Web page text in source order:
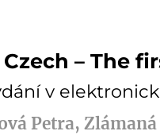
Czech – The
v
Petra,